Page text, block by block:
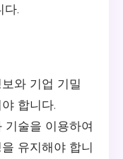
다.
와 기업 기밀
합니다.
기술을 이용하여
유지해야 합니